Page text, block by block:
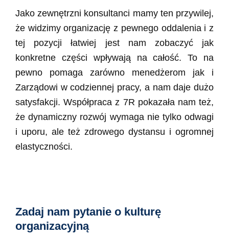
Jako zewnętrzni konsultanci mamy ten przywilej,
że widzimy organizację z pewnego oddalenia i z
tej pozycji łatwiej jest nam zobaczyć jak
konkretne części wpływają na całość. To na
pewno pomaga zarówno menedżerom jak i
Zarządowi w codziennej pracy, a nam daje dużo
satysfakcji. Współpraca z 7R pokazała nam też,
że dynamiczny rozwój wymaga nie tylko odwagi
i uporu, ale też zdrowego dystansu i ogromnej
elastyczności.
Zadaj nam pytanie o kulturę
organizacyjną